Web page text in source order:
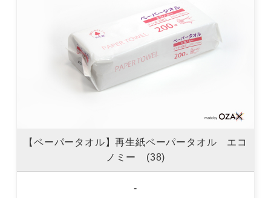
【ペーパータオル】再生紙ペーパータオル エコ
ノミー (38)
-